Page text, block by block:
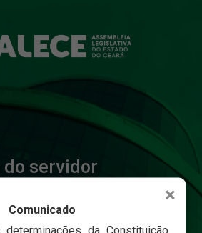
do servidor
×
Comunicado
da Constituição